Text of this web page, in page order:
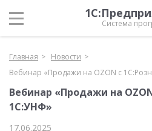
Система
Главная
Новости
Вебинар «Продажи на OZON с
Вебинар «Продажи на
1С:УНФ»
17.06.2025